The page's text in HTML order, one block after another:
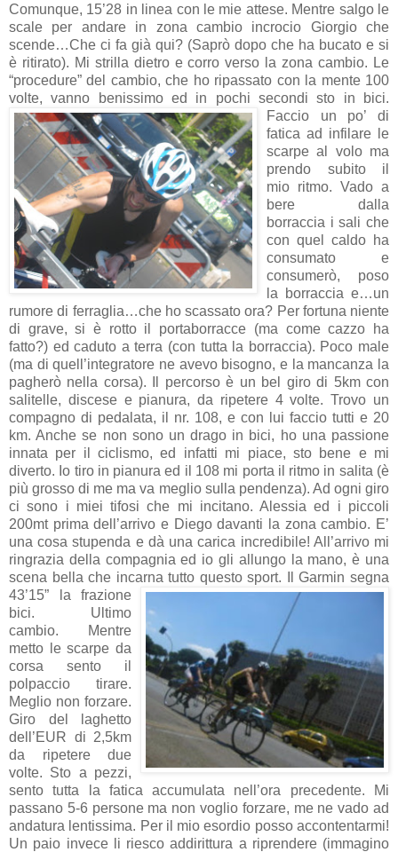
Comunque, 15’28 in linea con le mie attese. Mentre salgo le
scale per andare in zona cambio incrocio Giorgio che
scende…Che ci fa già qui? (Saprò dopo che ha bucato e si
è ritirato). Mi strilla dietro e corro verso la zona cambio. Le
“procedure” del cambio, che ho ripassato con la mente 100
volte, vanno benissimo ed in pochi secondi sto in bici.
Faccio un po’ di
fatica ad infilare le
scarpe al volo ma
prendo subito il
mio ritmo. Vado a
bere dalla
borraccia i sali che
con quel caldo ha
consumato e
consumerò, poso
la borraccia e…un
rumore di ferraglia…che ho scassato ora? Per fortuna niente
di grave, si è rotto il portaborracce (ma come cazzo ha
fatto?) ed caduto a terra (con tutta la borraccia). Poco male
(ma di quell’integratore ne avevo bisogno, e la mancanza la
pagherò nella corsa). Il percorso è un bel giro di 5km con
salitelle, discese e pianura, da ripetere 4 volte. Trovo un
compagno di pedalata, il nr. 108, e con lui faccio tutti e 20
km. Anche se non sono un drago in bici, ho una passione
innata per il ciclismo, ed infatti mi piace, sto bene e mi
diverto. Io tiro in pianura ed il 108 mi porta il ritmo in salita (è
più grosso di me ma va meglio sulla pendenza). Ad ogni giro
ci sono i miei tifosi che mi incitano. Alessia ed i piccoli
200mt prima dell’arrivo e Diego davanti la zona cambio. E’
una cosa stupenda e dà una carica incredibile! All’arrivo mi
ringrazia della compagnia ed io gli allungo la mano, è una
scena bella che incarna tutto questo sport.
Il Garmin segna
43’15” la frazione
bici. Ultimo
cambio. Mentre
metto le scarpe da
corsa sento il
polpaccio tirare.
Meglio non forzare.
Giro del laghetto
dell’EUR di 2,5km
da ripetere due
volte. Sto a pezzi,
sento tutta la fatica accumulata nell’ora precedente. Mi
passano 5-6 persone ma non voglio forzare, me ne vado ad
andatura lentissima. Per il mio esordio posso accontentarmi!
Un paio invece li riesco addirittura a riprendere (immagino